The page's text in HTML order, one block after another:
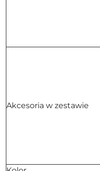
Akcesoria w zestawie